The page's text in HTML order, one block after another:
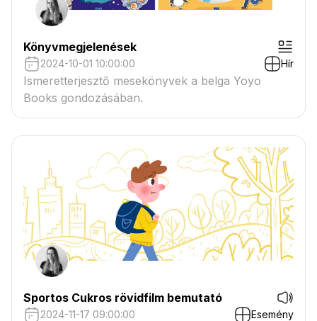
Könyvmegjelenések
2024-10-01 10:00:00 Hír
Ismeretterjesztő mesekönyvek a belga Yoyo
Books gondozásában.
Sportos Cukros rövidfilm bemutató
2024-11-17 09:00:00 Esemény